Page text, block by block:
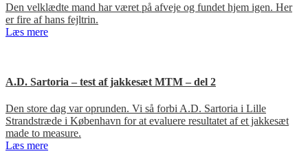
Den velklædte mand har været på afveje og fundet hjem igen. Her
er fire af hans fejltrin.
Læs mere
A.D. Sartoria – test af jakkesæt MTM – del 2
Den store dag var oprunden. Vi så forbi A.D. Sartoria i Lille
Strandstræde i København for at evaluere resultatet af et jakkesæt
made to measure.
Læs mere